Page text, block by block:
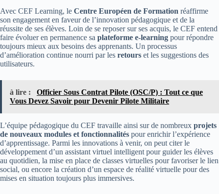
Avec CEF Learning, le Centre Européen de Formation réaffirme
son engagement en faveur de l’innovation pédagogique et de la
réussite de ses élèves. Loin de se reposer sur ses acquis, le CEF entend
faire évoluer en permanence sa plateforme e-learning pour répondre
toujours mieux aux besoins des apprenants. Un processus
d’amélioration continue nourri par les retours et les suggestions des
utilisateurs.
à lire :
Officier Sous Contrat Pilote (OSC/P) : Tout ce que
Vous Devez Savoir pour Devenir Pilote Militaire
L’équipe pédagogique du CEF travaille ainsi sur de nombreux projets
de nouveaux modules et fonctionnalités pour enrichir l’expérience
d’apprentissage. Parmi les innovations à venir, on peut citer le
développement d’un assistant virtuel intelligent pour guider les élèves
au quotidien, la mise en place de classes virtuelles pour favoriser le lien
social, ou encore la création d’un espace de réalité virtuelle pour des
mises en situation toujours plus immersives.